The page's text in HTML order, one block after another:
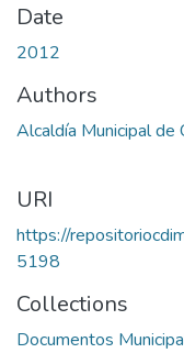
Date
2012
Authors
Alcaldía Municipal de
URI
https://
5198
Collections
Documentos